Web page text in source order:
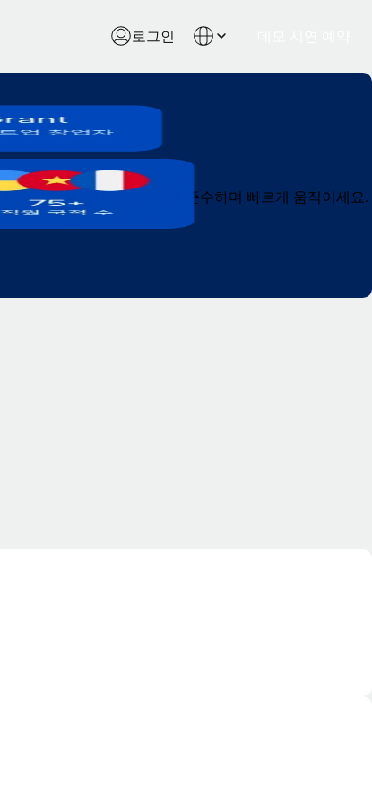
로그인
다. 팀을 성장시키고 규정을 준수하며 빠르게 움직이세요.